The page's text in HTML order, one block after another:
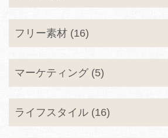
フリー素材 (16)
マーケティング (5)
ライフスタイル (16)